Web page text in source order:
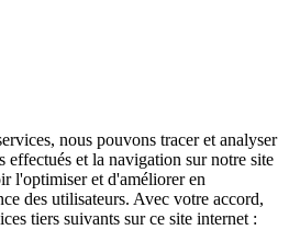
nous pouvons tracer et analyser
effectués et la navigation sur notre site
l'optimiser et d'améliorer en
des utilisateurs. Avec votre accord,
tiers suivants sur ce site internet :